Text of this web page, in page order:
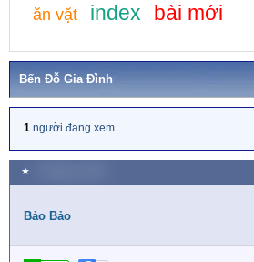
ăn vặt index bài mới
Bến Đỗ Gia Đình
1 người đang xem
★
Bảo Bảo